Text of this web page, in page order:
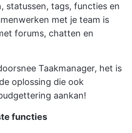
statussen, tags, functies en
met je team is
forums, chatten en
Taakmanager, het is
oplossing die ook
aankan!
functies